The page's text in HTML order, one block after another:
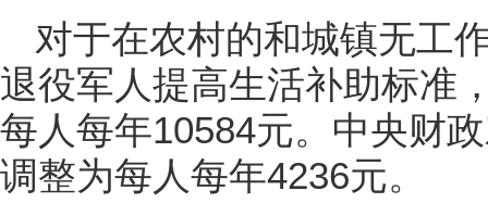
对于在农村的和城镇无工
退役军人提高生活补助标准
每人每年10584元。中央财
调整为每人每年4236元。